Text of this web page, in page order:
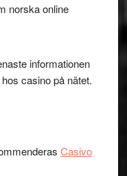
norska online
informationen
casino på nätet.
Casivo